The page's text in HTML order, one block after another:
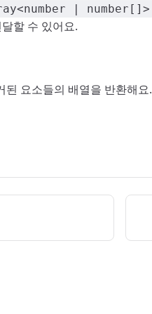
| number[]>
할 수 있어요.
된 요소들의 배열을 반환해요.